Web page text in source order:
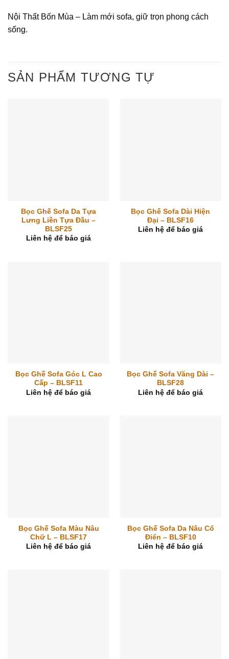
Nội Thất Bốn Mùa – Làm mới sofa, giữ trọn phong cách
sống.
SẢN PHẨM TƯƠNG TỰ
Bọc Ghế Sofa Da Tựa
Lưng Liền Tựa Đầu –
BLSF25
Liên hệ để báo giá
Bọc Ghế Sofa Dài Hiện
Đại – BLSF16
Liên hệ để báo giá
Bọc Ghế Sofa Góc L Cao
Cấp – BLSF11
Liên hệ để báo giá
Bọc Ghế Sofa Văng Dài –
BLSF28
Liên hệ để báo giá
Bọc Ghế Sofa Màu Nâu
Chữ L – BLSF17
Liên hệ để báo giá
Bọc Ghế Sofa Da Nâu Cổ
Điển – BLSF10
Liên hệ để báo giá